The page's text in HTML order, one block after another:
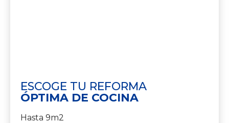
ESCOGE TU REFORMA
ÓPTIMA DE COCINA
Hasta 9m2